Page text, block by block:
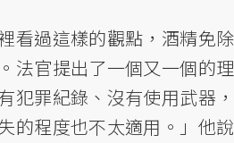
看過這樣的觀點，酒精免除
法官提出了一個又一個的理
犯罪紀錄、沒有使用武器，
的程度也不太適用。」他說